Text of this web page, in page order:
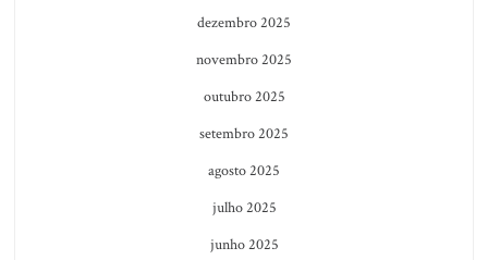
dezembro 2025
novembro 2025
outubro 2025
setembro 2025
agosto 2025
julho 2025
junho 2025